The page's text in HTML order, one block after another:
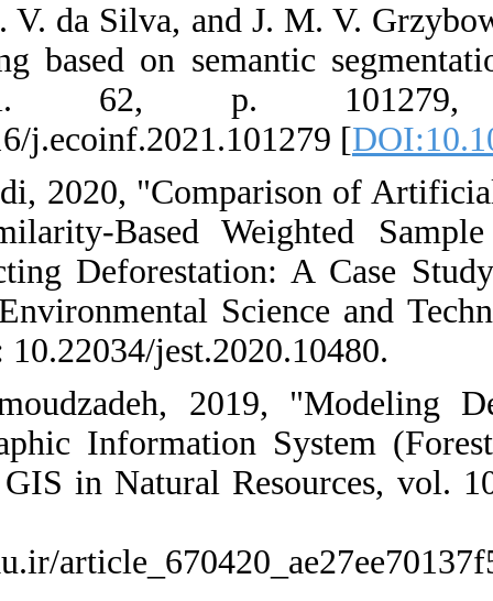
24. L.
cover change
https://doi.org/
25. A. M. T.
Regression,
Modeling and
Golestan
217-227, Art
26. M. A. H.
Network and
Remote
https://